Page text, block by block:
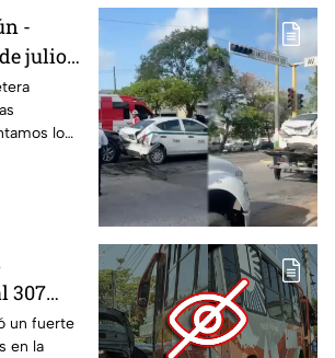
-
julio?
lo
307
HOY:
un fuerte
en la